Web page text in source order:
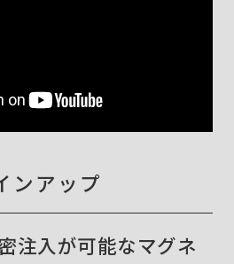
ンアップ
注入が可能なマグネ